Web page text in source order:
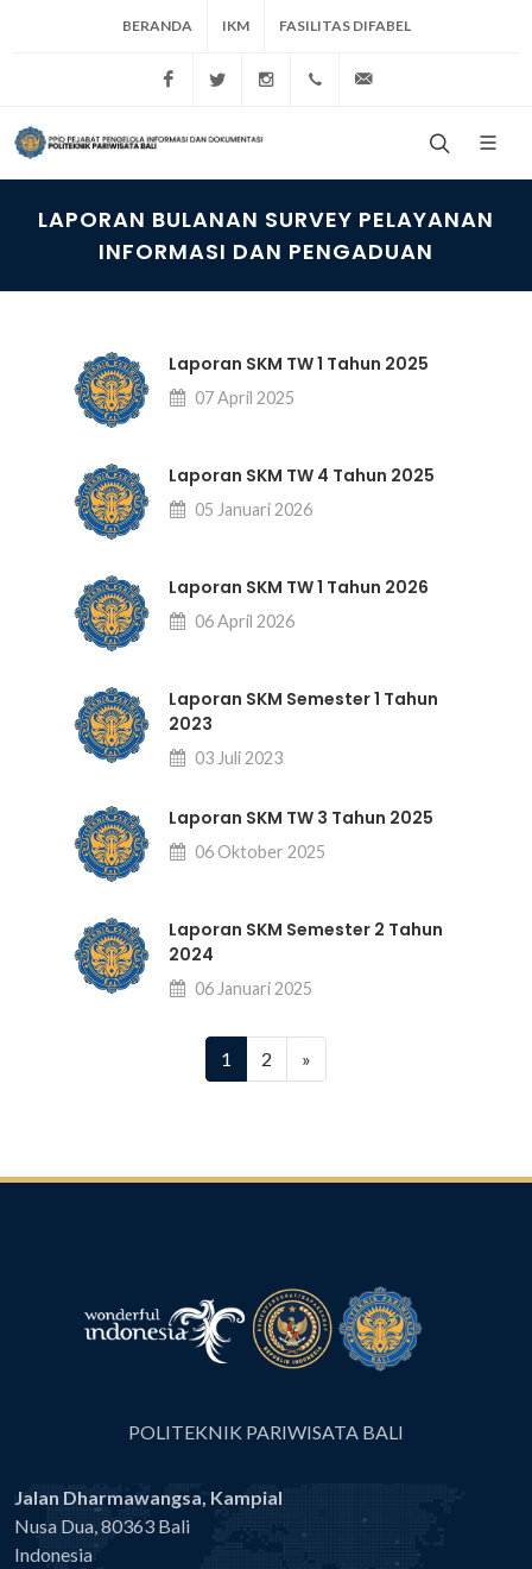
BERANDA IKM FASILITAS DIFABEL
Politeknik Pariwisata Bali
Poltekpar BaliPoltekparbali+62 361 773537
LAPORAN BULANAN SURVEY PELAYANAN
INFORMASI DAN PENGADUAN
Laporan SKM TW 1 Tahun 2025
07 April 2025
Laporan SKM TW 4 Tahun 2025
05 Januari 2026
Laporan SKM TW 1 Tahun 2026
06 April 2026
Laporan SKM Semester 1 Tahun
2023
03 Juli 2023
Laporan SKM TW 3 Tahun 2025
06 Oktober 2025
Laporan SKM Semester 2 Tahun
2024
06 Januari 2025
1 (current)
2 »
POLITEKNIK PARIWISATA BALI
Jalan Dharmawangsa, Kampial
Nusa Dua, 80363 Bali
Indonesia